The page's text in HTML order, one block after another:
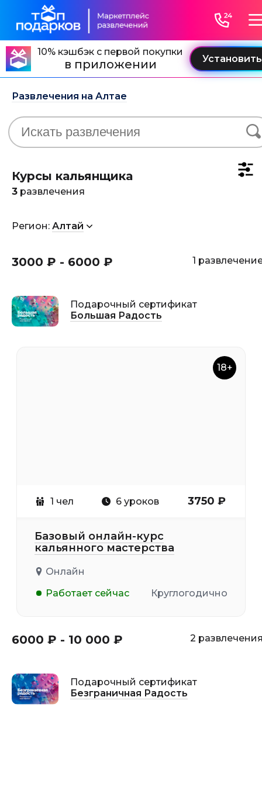
10% кэшбэк с первой покупки
в приложении
Развлечения на Алтае
Курсы кальянщика
3 развлечения
Регион: Алтай
3000 ₽ - 6000 ₽ 1
Подарочный сертификат
Большая Радость
18+
1 чел 6 уроков 3750 ₽
Базовый онлайн-курс
кальянного мастерства
Онлайн
Работает сейчас
Круглогодично
6000 ₽ - 10 000 ₽ 2
Подарочный сертификат
Безграничная Радость